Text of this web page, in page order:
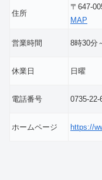
住所
〒647-
MAP
営業時間 8時30分
休業日 日曜
電話番号 0735-22-
ホームページ https://